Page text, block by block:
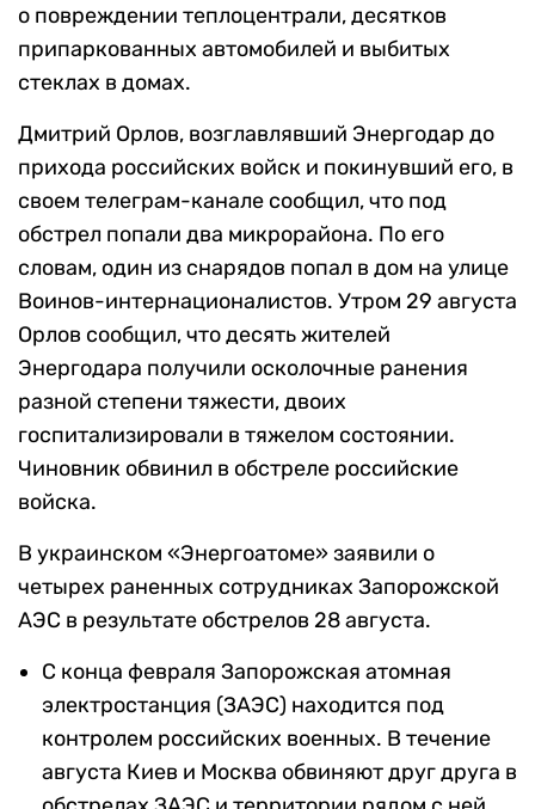
о повреждении теплоцентрали, десятков
припаркованных автомобилей и выбитых
стеклах в домах.
Дмитрий Орлов, возглавлявший Энергодар до
прихода российских войск и покинувший его, в
своем телеграм-канале сообщил, что под
обстрел попали два микрорайона. По его
словам, один из снарядов попал в дом на улице
Воинов-интернационалистов. Утром 29 августа
Орлов сообщил, что десять жителей
Энергодара получили осколочные ранения
разной степени тяжести, двоих
госпитализировали в тяжелом состоянии.
Чиновник обвинил в обстреле российские
войска.
В украинском «Энергоатоме» заявили о
четырех раненных сотрудниках Запорожской
АЭС в результате обстрелов 28 августа.
С конца февраля Запорожская атомная
электростанция (ЗАЭС) находится под
контролем российских военных. В течение
августа Киев и Москва обвиняют друг друга в